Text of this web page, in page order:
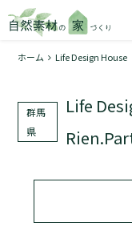
1
ホーム Life Design
群馬
県
Life